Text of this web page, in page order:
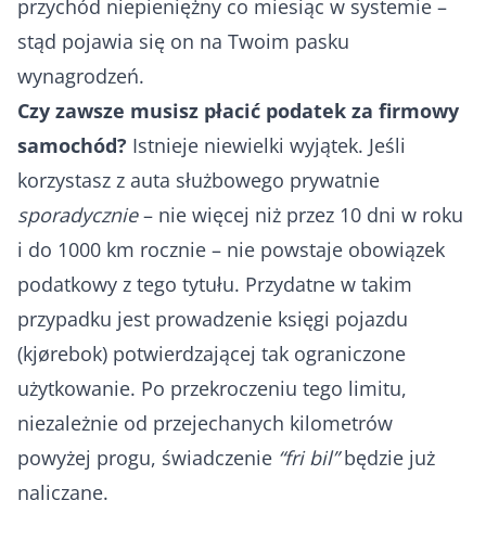
przychód niepieniężny co miesiąc w systemie –
stąd pojawia się on na Twoim pasku
wynagrodzeń.
Czy zawsze musisz płacić podatek za firmowy
samochód? Istnieje niewielki wyjątek. Jeśli
korzystasz z auta służbowego prywatnie
sporadycznie– nie więcej niż przez 10 dni w roku
i do 1000 km rocznie – nie powstaje obowiązek
podatkowy z tego tytułu. Przydatne w takim
przypadku jest prowadzenie księgi pojazdu
(kjørebok) potwierdzającej tak ograniczone
użytkowanie. Po przekroczeniu tego limitu,
niezależnie od przejechanych kilometrów
powyżej progu, świadczenie “fri bil”będzie już
naliczane.